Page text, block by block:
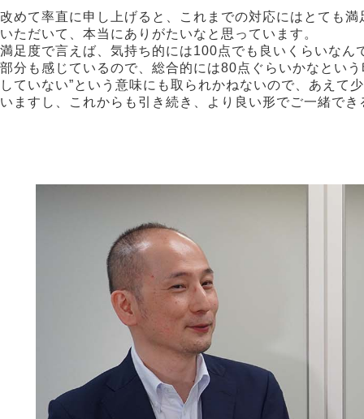
改めて率直に申し上げると、これまでの対応にはとても
いただいて、本当にありがたいなと思っています。
満足度で言えば、気持ち的には100点でも良いくらいな
部分も感じているので、総合的には80点ぐらいかなとい
していない”という意味にも取られかねないので、あえて
いますし、これからも引き続き、より良い形でご一緒で